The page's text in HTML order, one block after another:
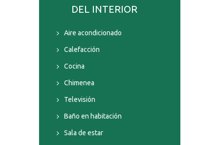
DEL INTERIOR
Aire acondicionado
Calefacción
Cocina
Chimenea
Televisión
Baño en habitación
Sala de estar